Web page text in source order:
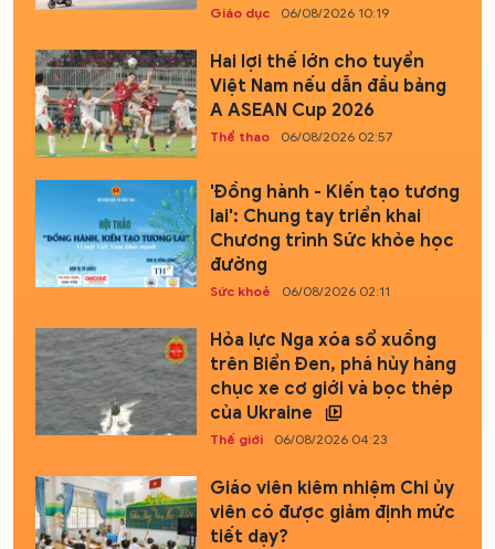
Giáo dục 06/08/2026 10:19
Hai lợi thế lớn cho tuyển
Việt Nam nếu dẫn đầu bảng
A ASEAN Cup 2026
Thể thao 06/08/2026 02:57
'Đồng hành - Kiến tạo tương
lai': Chung tay triển khai
Chương trình Sức khỏe học
đường
Sức khoẻ 06/08/2026 02:11
Hỏa lực Nga xóa sổ xuồng
trên Biển Đen, phá hủy hàng
chục xe cơ giới và bọc thép
của Ukraine
Thế giới 06/08/2026 04:23
Giáo viên kiêm nhiệm Chi ủy
viên có được giảm định mức
tiết dạy?